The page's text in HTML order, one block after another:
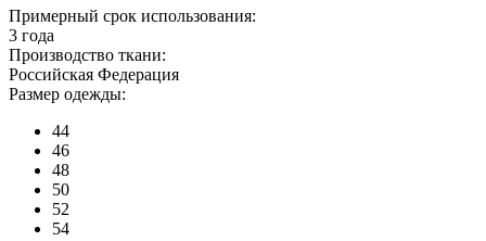
Примерный срок использования:
3 года
Производство ткани:
Российская Федерация
Размер одежды:
44
46
48
50
52
54